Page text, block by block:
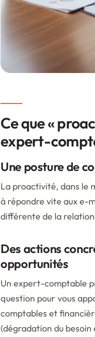
Ce que «
expert-
Une posture de
La proactivité, dans le
à répondre vite aux e-
différente de la
Des actions
opportunités
Un expert-comptable
question pour vous
comptables et
(dégradation du